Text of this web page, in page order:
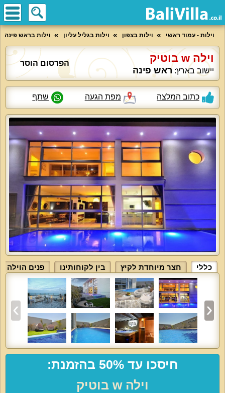
וילות - עמוד ראשי וילות בצפון וילות בגליל עליון וילות בראש פינה
וילה w בוטיק
יישוב בארץ: ראש פינה
הפרסום הוסר
כתוב המלצה מפת הגעה שתף
כללי חצר מיוחדת לקיץ בין לקוחותינו פנים הוילה
חיסכו עד 50% בהזמנת:
וילה w בוטיק